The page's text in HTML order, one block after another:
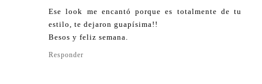
Ese look me encantó porque es totalmente de tu
estilo, te dejaron guapísima!!
Besos y feliz semana.
Responder